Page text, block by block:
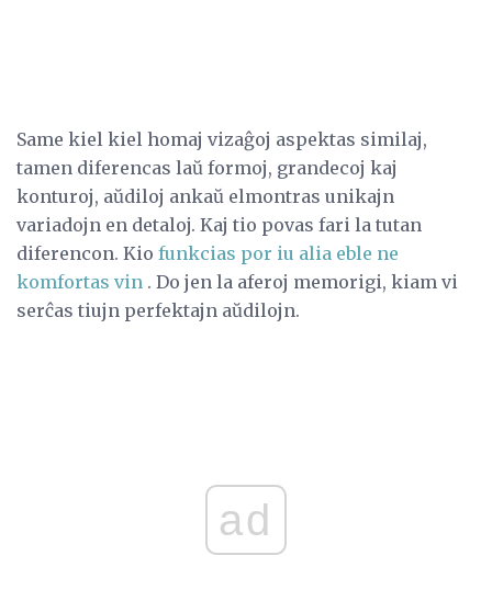
Same kiel kiel homaj vizaĝoj aspektas similaj,
tamen diferencas laŭ formoj, grandecoj kaj
konturoj, aŭdiloj ankaŭ elmontras unikajn
variadojn en detaloj. Kaj tio povas fari la tutan
diferencon. Kio funkcias por iu alia eble ne
komfortas vin . Do jen la aferoj memorigi, kiam vi
serĉas tiujn perfektajn aŭdilojn.
ad